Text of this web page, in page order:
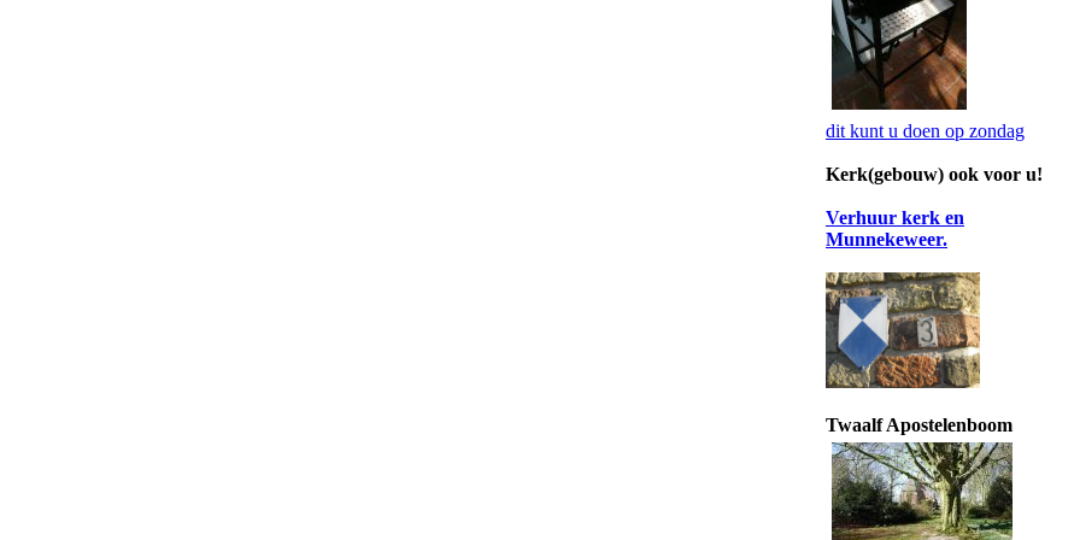
dit kunt u doen op zondag
Kerk(gebouw) ook voor u!
Verhuur kerk en
Munnekeweer.
Twaalf Apostelenboom